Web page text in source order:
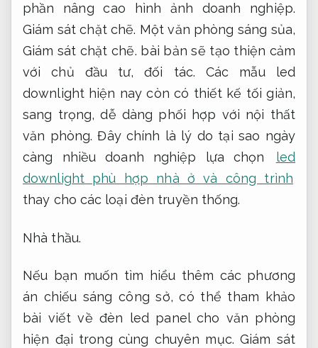
phần nâng cao hình ảnh doanh nghiệp.
Giám sát chặt chẽ. Một văn phòng sáng sủa,
Giám sát chặt chẽ. bài bản sẽ tạo thiện cảm
với chủ đầu tư, đối tác. Các mẫu led
downlight hiện nay còn có thiết kế tối giản,
sang trọng, dễ dàng phối hợp với nội thất
văn phòng. Đây chính là lý do tại sao ngày
càng nhiều doanh nghiệp lựa chọn
led
downlight phù hợp nhà ở và công trình
thay cho các loại đèn truyền thống.
Nhà thầu.
Nếu bạn muốn tìm hiểu thêm các phương
án chiếu sáng công sở, có thể tham khảo
bài viết về đèn led panel cho văn phòng
hiện đại trong cùng chuyên mục.Giám sát